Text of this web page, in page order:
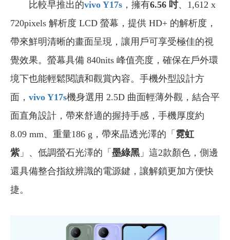
比較早推出的vivo Y17s ，擁有6.56 吋、1,612 x
720pixels 解析度 LCD 螢幕，提供 HD+ 的解析度，
帶來鮮明清晰的畫面呈現，讓用戶可享受極佳的視
覺效果。螢幕具備 840nits 峰值亮度，確保在戶外環
境下也能輕鬆閱讀和觀賞內容。手機外型設計方
面， vivo Y17s機身選用 2.5D 曲面輕薄外觀，結合平
面直角設計，帶來舒適的握持手感，手機厚度約
8.09 mm、重量186 g，帶來晶透光澤的「 霓虹
紫」、低調螢石光澤的「 墨綠黑 」這2款顏色，側邊
還具備整合指紋辨識的電源鍵，讓解鎖更加方便快
捷。